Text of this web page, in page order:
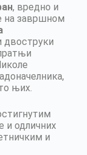
, вредно и
на завршном
двоструки
њих.
и одличних
и